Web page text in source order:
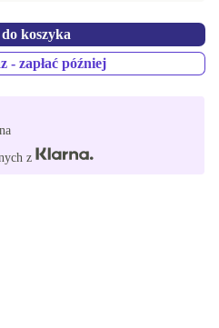
koszyka
- zapłać później
z